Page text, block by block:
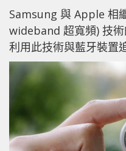
Samsung 與 Apple 相
wideband 超寬頻) 技
利用此技術與藍牙裝置